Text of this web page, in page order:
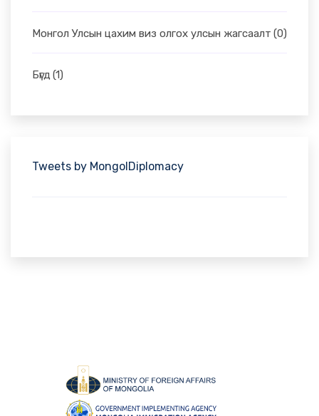
Монгол Улсын цахим виз олгох улсын жагсаалт (0)
Бүгд (1)
Tweets by MongolDiplomacy